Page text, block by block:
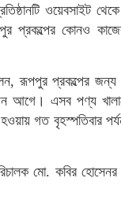
ওয়েবসাইট
কোনও
রূপপুর প্রকল্পের জন্য
আগে। এসব পণ্য
গত বৃহস্পতিবার
মো. কবির